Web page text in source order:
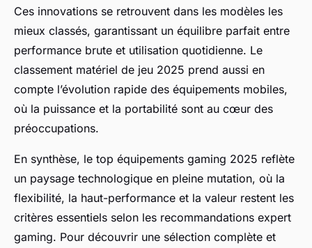
Ces innovations se retrouvent dans les modèles les
mieux classés, garantissant un équilibre parfait entre
performance brute et utilisation quotidienne. Le
classement matériel de jeu 2025 prend aussi en
compte l’évolution rapide des équipements mobiles,
où la puissance et la portabilité sont au cœur des
préoccupations.
En synthèse, le top équipements gaming 2025 reflète
un paysage technologique en pleine mutation, où la
flexibilité, la haut-performance et la valeur restent les
critères essentiels selon les recommandations expert
gaming. Pour découvrir une sélection complète et